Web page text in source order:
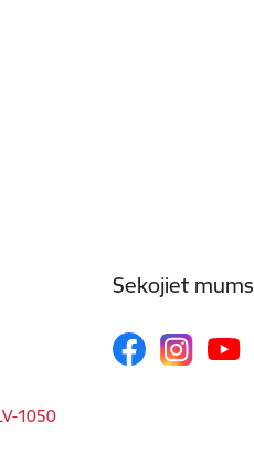
1050
Sekojiet mums